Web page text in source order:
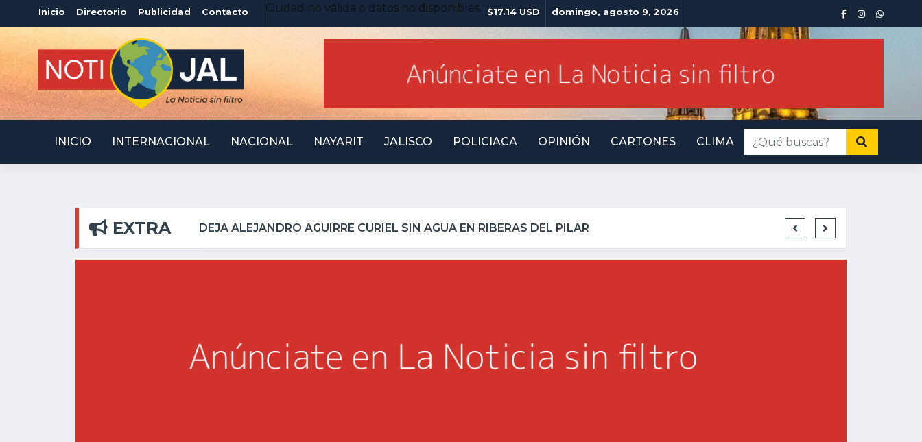
Inicio Directorio Publicidad Contacto Ciudad no válida o datos no disponibles. $17.14 USD domingo, agosto 9, 2026
INICIO INTERNACIONAL NACIONAL NAYARIT JALISCO POLICIACA OPINIÓN CARTONES CLIMA
EXTRA ATOTONILQUILLO INSEGURO Y AL VIRREY NO LE IMPORTA